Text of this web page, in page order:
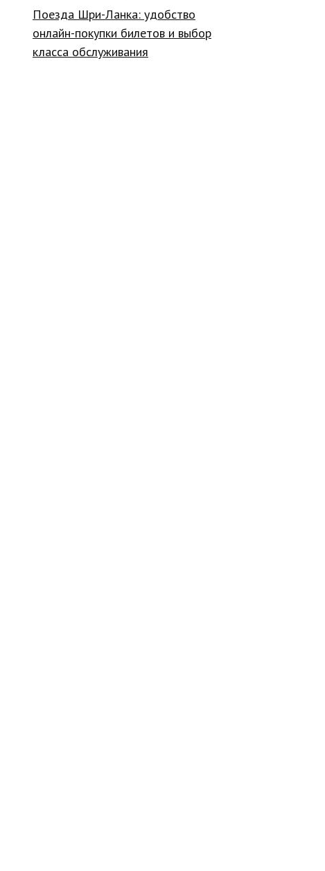
Поезда Шри-Ланка: удобство
онлайн-покупки билетов и выбор
класса обслуживания